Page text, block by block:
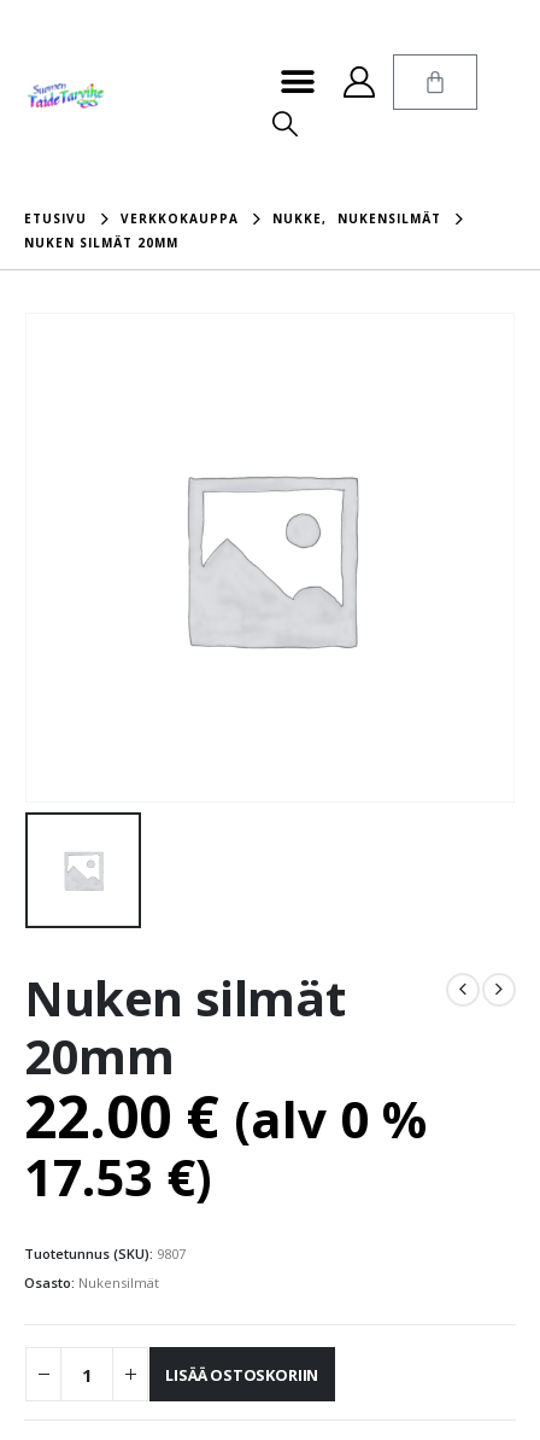
ETUSIVU VERKKOKAUPPA NUKKE,
NUKENSILMÄT
NUKEN SILMÄT 20MM
Nuken silmät
20mm
22.00 € (alv 0 %
17.53 €)
Tuotetunnus (SKU): 9807
Osasto: Nukensilmät
LISÄÄ OSTOSKORIIN